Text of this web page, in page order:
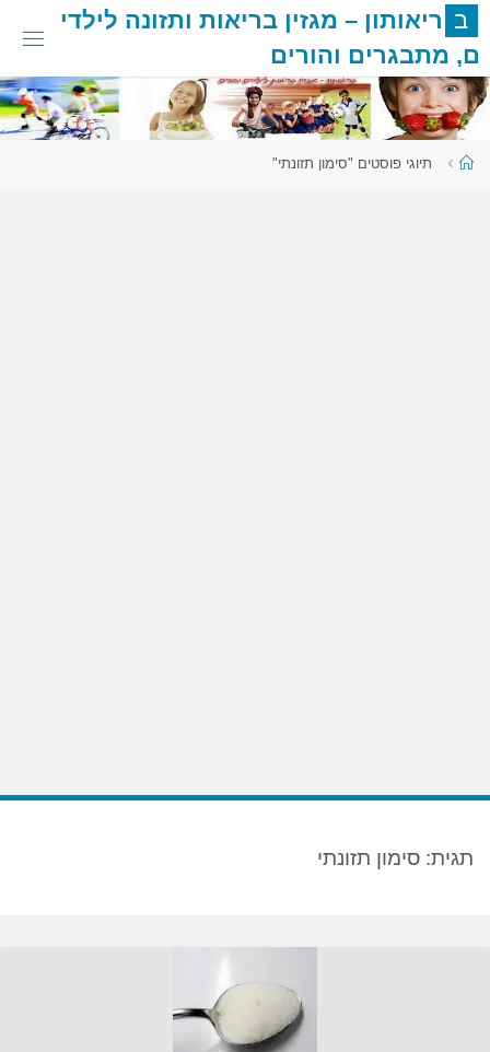
דלגו
לתוכן
ב ריאותון – מגזין בריאות ותזונה לילדי
ם, מתבגרים והורים
עמוד תיוגי פוסטים "סימון תזונתי"
תגית: סימון תזונתי